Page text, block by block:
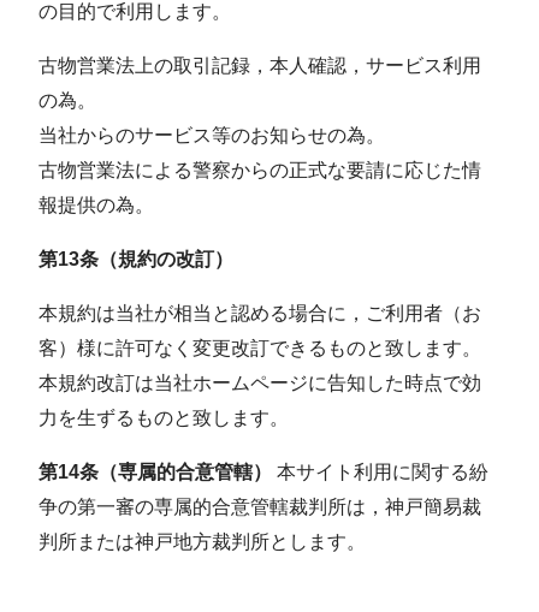
の目的で利用します。
古物営業法上の取引記録，本人確認，サービス利用
の為。
当社からのサービス等のお知らせの為。
古物営業法による警察からの正式な要請に応じた情
報提供の為。
第13条（規約の改訂）
本規約は当社が相当と認める場合に，ご利⽤者（お
客）様に許可なく変更改訂できるものと致します。
本規約改訂は当社ホームページに告知した時点で効
⼒を⽣ずるものと致します。
第14条（専属的合意管轄）
本サイト利用に関する紛
争の第一審の専属的合意管轄裁判所は，神戸簡易裁
判所または神戸地方裁判所とします。